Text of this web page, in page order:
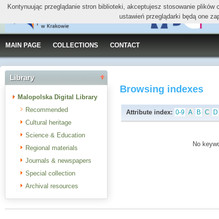
MAIN PAGE COLLECTIONS CONTACT
Library
Malopolska Digital Library
Recommended
Cultural heritage
Science & Education
Regional materials
Journals & newspapers
Special collection
Archival resources
Browsing indexes
Attribute index: 0-9 A B C D
No
Kontynuując przeglądanie stron biblioteki, akceptujesz stosowanie
ustawień przeglądarki będą one